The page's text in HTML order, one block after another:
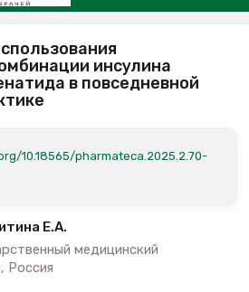
инсулина
в повседневной
10.18565/pharmateca.2025.2.70-
Е.А.
медицинский
Россия